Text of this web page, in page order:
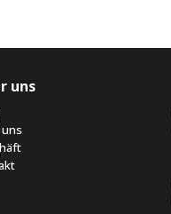
uns